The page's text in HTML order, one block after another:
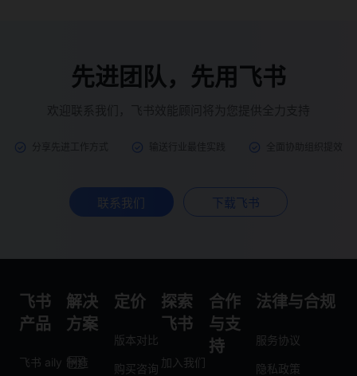
先进团队，先用飞书
联系我们 下载飞书
飞书
产品
飞书 aily
解决
方案
制造
定价
版本对比
购买咨询
探索
飞书
加入我们
合作
与支
持
法律与合规
服务协议
隐私政策